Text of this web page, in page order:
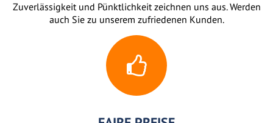
Zuverlässigkeit und Pünktlichkeit zeichnen uns aus. Werden
auch Sie zu unserem zufriedenen Kunden.